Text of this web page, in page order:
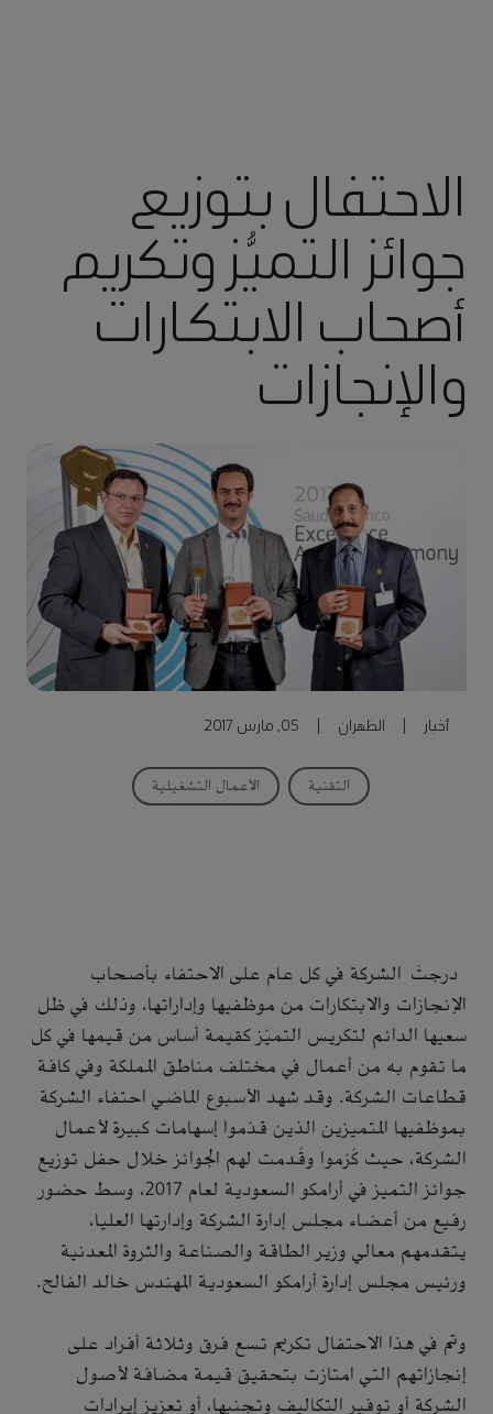
الاحتفال بتوزيع
جوائز التميُّز وتكريم
أصحاب الابتكارات
والإنجازات
أخبار الظهران 05, مارس 2017
التقنية الأعمال التشغيلية
درجتْ الشركة في كل عام على الاحتفاء بأصحاب
الإنجازات والابتكارات من موظفيها وإداراتها، وذلك في ظل
سعيها الدائم لتكريس التميّز كقيمة أساس من قيمها في كل
ما تقوم به من أعمال في مختلف مناطق المملكة وفي كافة
قطاعات الشركة. وقد شهد الأسبوع الماضي احتفاء الشركة
بموظفيها المتميزين الذين قدّموا إسهامات كبيرة لأعمال
الشركة، حيث كُرّموا وقُدمت لهم الجوائز خلال حفل توزيع
جوائز التميز في أرامكو السعودية لعام 2017، وسط حضور
رفيع من أعضاء مجلس إدارة الشركة وإدارتها العليا،
يتقدمهم معالي وزير الطاقة والصناعة والثروة المعدنية
ورئيس مجلس إدارة أرامكو السعودية المهندس خالد الفالح.
وتم في هذا الاحتفال تكريم تسع فرق وثلاثة أفراد على
إنجازاتهم التي امتازت بتحقيق قيمة مضافة لأصول
الشركة أو توفير التكاليف وتجنبها، أو تعزيز إيرادات